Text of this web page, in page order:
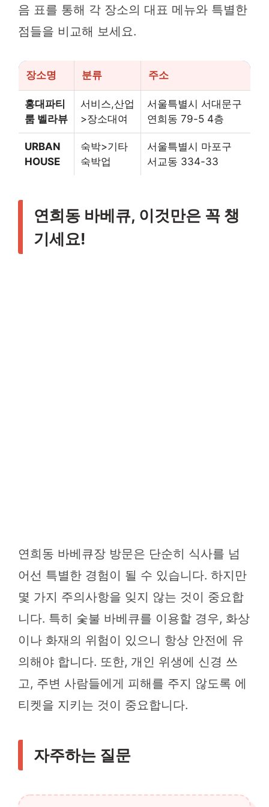
음 표를 통해 각 장소의 대표 메뉴와 특별한
점들을 비교해 보세요.
장소명 분류 주소
홍대파티
룸 벨라뷰
서비스,산업
>장소대여
서울특별시 서대문구
연희동 79-5 4층
URBAN
HOUSE
숙박>기타
숙박업
서울특별시 마포구
서교동 334-33
연희동 바베큐, 이것만은 꼭 챙
기세요!
연희동 바베큐장 방문은 단순히 식사를 넘
어선 특별한 경험이 될 수 있습니다. 하지만
몇 가지 주의사항을 잊지 않는 것이 중요합
니다. 특히 숯불 바베큐를 이용할 경우, 화상
이나 화재의 위험이 있으니 항상 안전에 유
의해야 합니다. 또한, 개인 위생에 신경 쓰
고, 주변 사람들에게 피해를 주지 않도록 에
티켓을 지키는 것이 중요합니다.
자주하는 질문